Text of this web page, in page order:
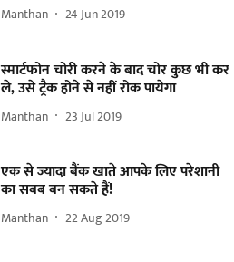
Manthan 24 Jun 2019
स्मार्टफोन चोरी करने के बाद चोर कुछ भी कर
ले, उसे ट्रैक होने से नहीं रोक पायेगा
Manthan 23 Jul 2019
एक से ज्यादा बैंक खाते आपके लिए परेशानी
का सबब बन सकते हैं!
Manthan 22 Aug 2019